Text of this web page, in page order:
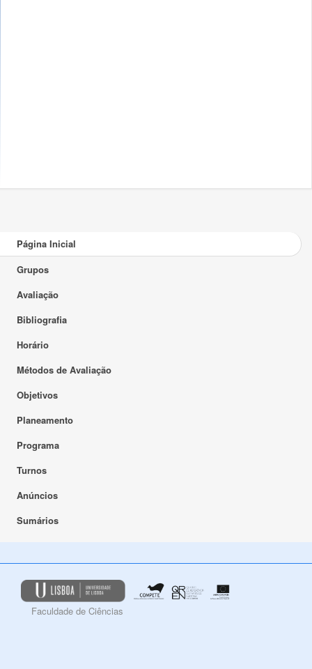
Página Inicial
Grupos
Avaliação
Bibliografia
Horário
Métodos de Avaliação
Objetivos
Planeamento
Programa
Turnos
Anúncios
Sumários
Faculdade de Ciências